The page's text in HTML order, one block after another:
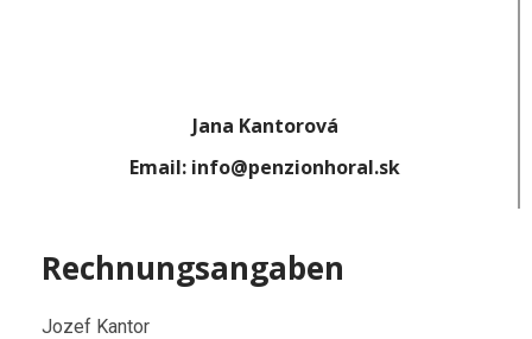
Jana Kantorová
Email: info@penzionhoral.sk
Rechnungsangaben
Jozef Kantor